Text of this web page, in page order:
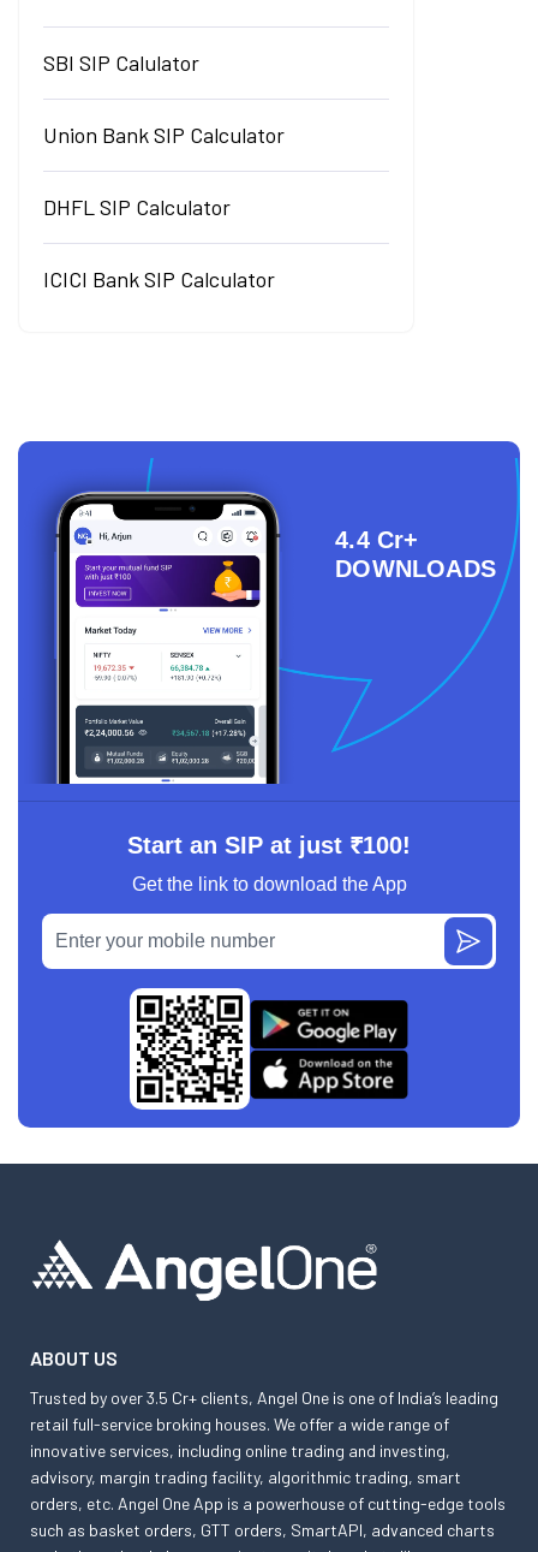
SBI SIP Calulator
Union Bank SIP Calculator
DHFL SIP Calculator
ICICI Bank SIP Calculator
4.4 Cr+
DOWNLOADS
Start an SIP at just ₹100!
Get the link to download the App
ABOUT US
Trusted by over 3.5 Cr+ clients, Angel One is one of India’s leading
retail full-service broking houses. We offer a wide range of
innovative services, including online trading and investing,
advisory, margin trading facility, algorithmic trading, smart
orders, etc. Angel One App is a powerhouse of cutting-edge tools
such as basket orders, GTT orders, SmartAPI, advanced charts